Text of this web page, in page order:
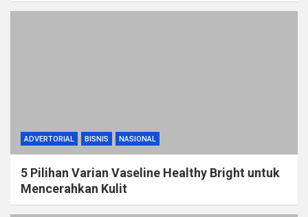
ADVERTORIAL BISNIS NASIONAL
5 Pilihan Varian Vaseline Healthy Bright untuk
Mencerahkan Kulit